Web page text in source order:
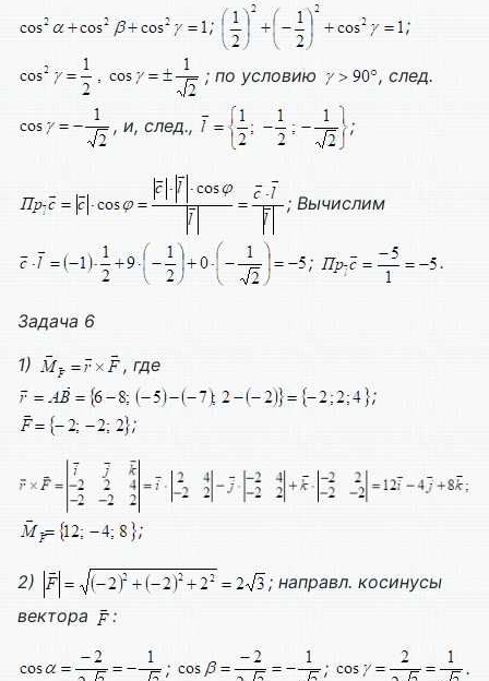
;
;
; по условию , след.
, и, след., ;
; Вычислим
; .
Задача 6
1)
, где
;
;
;
2)
; направл. косинусы
вектора
:
; ; .